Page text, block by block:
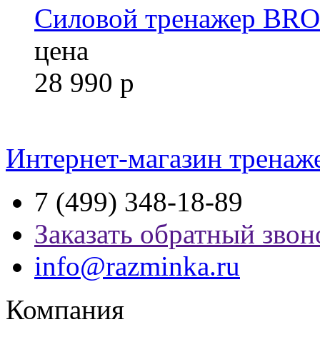
Силовой тренажер
цена
28 990 р
Интернет-магазин
7 (499) 348-18-89
Заказать обратный
info@razminka.ru
Компания